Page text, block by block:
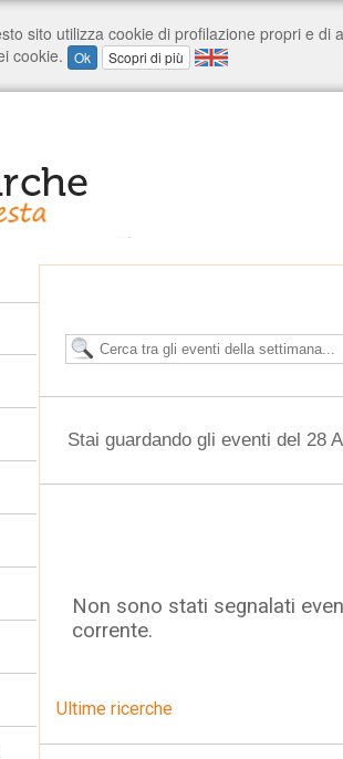
Stai guardando gli eventi del 28
Non sono stati segnalati
corrente.
Ultime ricerche